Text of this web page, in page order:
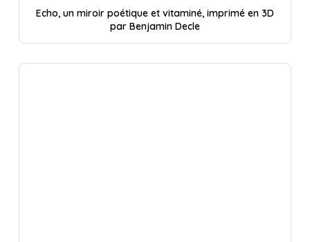
Echo, un miroir poétique et vitaminé, imprimé en 3D
par Benjamin Decle